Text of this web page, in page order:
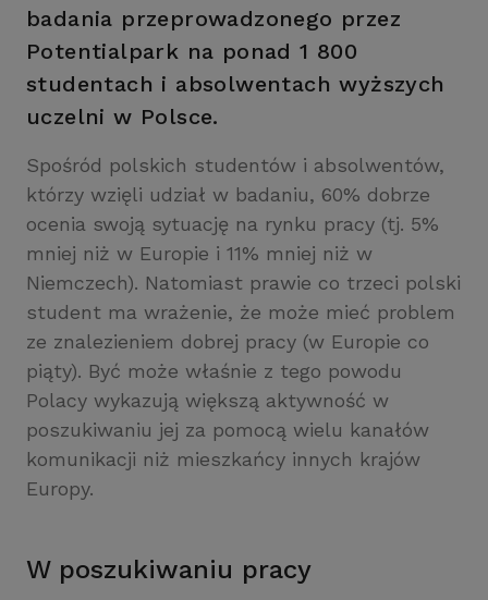
badania przeprowadzonego przez
Potentialpark na ponad 1 800
studentach i absolwentach wyższych
uczelni w Polsce.
Spośród polskich studentów i absolwentów,
którzy wzięli udział w badaniu, 60% dobrze
ocenia swoją sytuację na rynku pracy (tj. 5%
mniej niż w Europie i 11% mniej niż w
Niemczech). Natomiast prawie co trzeci polski
student ma wrażenie, że może mieć problem
ze znalezieniem dobrej pracy (w Europie co
piąty). Być może właśnie z tego powodu
Polacy wykazują większą aktywność w
poszukiwaniu jej za pomocą wielu kanałów
komunikacji niż mieszkańcy innych krajów
Europy.
W poszukiwaniu pracy